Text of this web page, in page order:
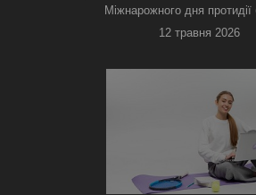
Міжнарожного дня протидії
12 травня 2026